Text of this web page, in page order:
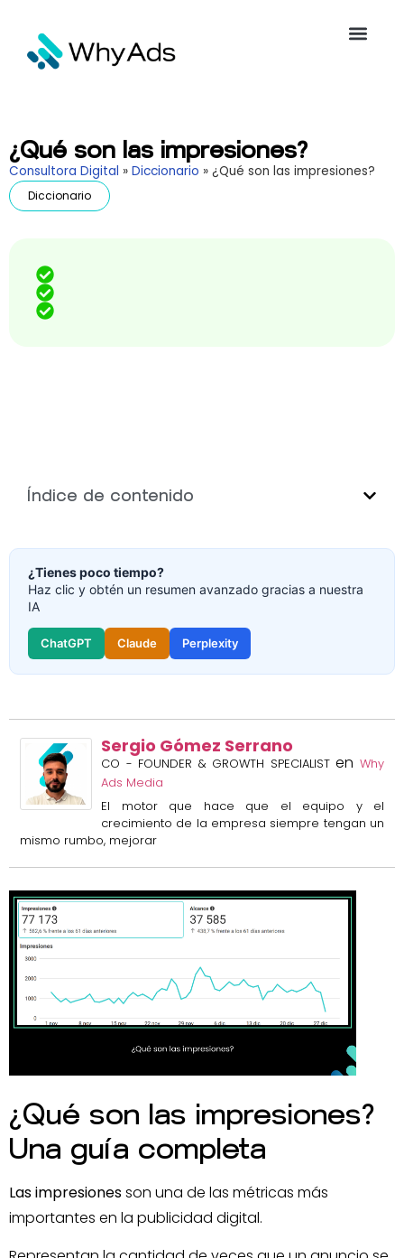
¿Qué son las impresiones?
Consultora Digital » Diccionario » ¿Qué son las impresiones?
Diccionario
Índice de contenido
¿Tienes poco tiempo?
Haz clic y obtén un resumen avanzado gracias a nuestra
IA
ChatGPT Claude Perplexity
Sergio Gómez Serrano
CO - FOUNDER & GROWTH SPECIALISTenWhy
Ads Media
El motor que hace que el equipo y el
crecimiento de la empresa siempre tengan un
mismo rumbo, mejorar
¿Qué son las impresiones?
Una guía completa
Las impresionesson una de las métricas más
importantes en la publicidad digital.